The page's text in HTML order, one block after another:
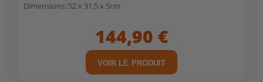
Dimensions: 52 x 31,5 x 5cm
144,90 €
VOIR LE PRODUIT